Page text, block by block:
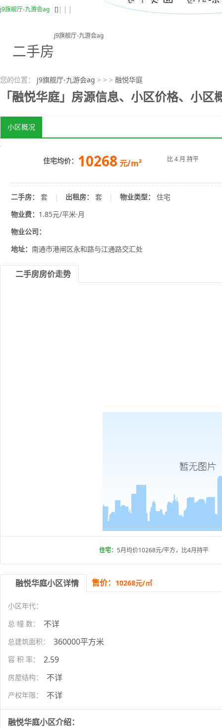
j9旗舰厅-九游会ag []
j9旗舰厅-九游会ag
二手房
您的位置： j9旗舰厅-九游会ag > > > 融悦华庭
「融悦华庭」房源信息、小区价格、小
小区概况
住宅均价： 10268 元/m² 比 4 月 持平
二手房： 套 | 出租房： 套 | 物业类型：
住宅
物业费： 1.85元/平米·月
物业公司：
地址： 南通市港闸区永和路与江通路交汇处
二手房房价走势
住宅： 5月均价10268元/平方，比4月持平
融悦华庭小区详情 售价： 10268元/㎡
小区年代：
总 幢 数：
不详
总建筑面积： 360000平方米
容 积 率： 2.59
房屋结构： 不详
产权年限： 不详
融悦华庭小区介绍：